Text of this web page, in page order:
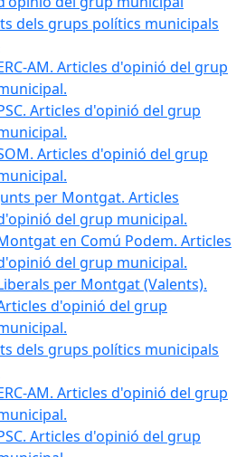
dels grups polítics municipals
AM. Articles d'opinió del grup
Articles d'opinió del grup
Articles d'opinió del grup
per Montgat. Articles
del grup municipal.
en Comú Podem. Articles
del grup municipal.
per Montgat (Valents).
d'opinió del grup
dels grups polítics municipals
AM. Articles d'opinió del grup
Articles d'opinió del grup